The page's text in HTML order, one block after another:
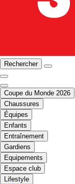
Rechercher
Coupe du Monde 2026
Chaussures
Équipes
Enfants
Entraînement
Gardiens
Equipements
Espace club
Lifestyle